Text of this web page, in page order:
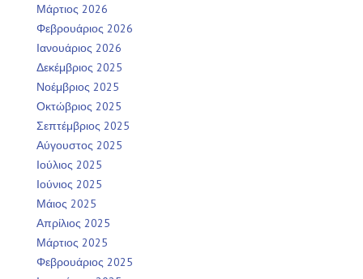
Μάρτιος 2026
Φεβρουάριος 2026
Ιανουάριος 2026
Δεκέμβριος 2025
Νοέμβριος 2025
Οκτώβριος 2025
Σεπτέμβριος 2025
Αύγουστος 2025
Ιούλιος 2025
Ιούνιος 2025
Μάιος 2025
Απρίλιος 2025
Μάρτιος 2025
Φεβρουάριος 2025